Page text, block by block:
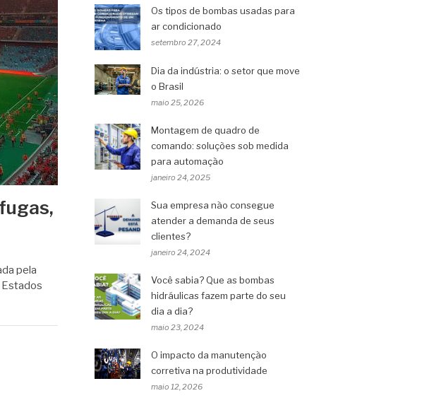
pela
Os tipos de bombas usadas para
ar condicionado
setembro 27, 2024
Dia da indústria: o setor que move
o Brasil
maio 25, 2026
Montagem de quadro de
comando: soluções sob medida
para automação
janeiro 24, 2025
Sua empresa não consegue
atender a demanda de seus
clientes?
janeiro 24, 2024
Você sabia? Que as bombas
hidráulicas fazem parte do seu
dia a dia?
maio 23, 2024
O impacto da manutenção
corretiva na produtividade
maio 12, 2026